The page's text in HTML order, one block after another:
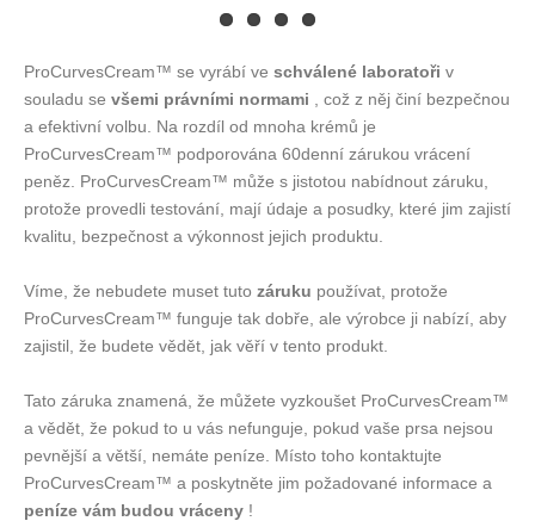
ProCurvesCream™ se vyrábí ve schválené laboratoři v
souladu se všemi právními normami , což z něj činí bezpečnou
a efektivní volbu. Na rozdíl od mnoha krémů je
ProCurvesCream™ podporována 60denní zárukou vrácení
peněz. ProCurvesCream™ může s jistotou nabídnout záruku,
protože provedli testování, mají údaje a posudky, které jim zajistí
kvalitu, bezpečnost a výkonnost jejich produktu.
Víme, že nebudete muset tuto záruku používat, protože
ProCurvesCream™ funguje tak dobře, ale výrobce ji nabízí, aby
zajistil, že budete vědět, jak věří v tento produkt.
Tato záruka znamená, že můžete vyzkoušet ProCurvesCream™
a vědět, že pokud to u vás nefunguje, pokud vaše prsa nejsou
pevnější a větší, nemáte peníze. Místo toho kontaktujte
ProCurvesCream™ a poskytněte jim požadované informace a
peníze vám budou vráceny !